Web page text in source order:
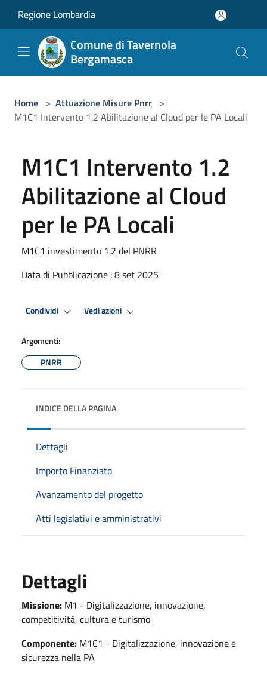
Regione Lombardia
Comune di Tavernola
Bergamasca
Home > Attuazione Misure Pnrr >
M1C1 Intervento 1.2 Abilitazione al Cloud per le PA Locali
M1C1 Intervento 1.2
Abilitazione al Cloud
per le PA Locali
M1C1 investimento 1.2 del PNRR
Data di Pubblicazione : 8 set 2025
Condividi Vedi azioni
Argomenti:
PNRR
INDICE DELLA PAGINA
Dettagli
Importo Finanziato
Avanzamento del progetto
Atti legislativi e amministrativi
Dettagli
Missione: M1 - Digitalizzazione, innovazione,
competitività, cultura e turismo
Componente: M1C1 - Digitalizzazione, innovazione e
sicurezza nella PA